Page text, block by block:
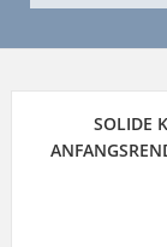
SOLIDE